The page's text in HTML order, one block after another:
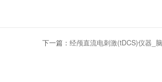
下一篇： 经颅直流电刺激(tDCS)仪器_